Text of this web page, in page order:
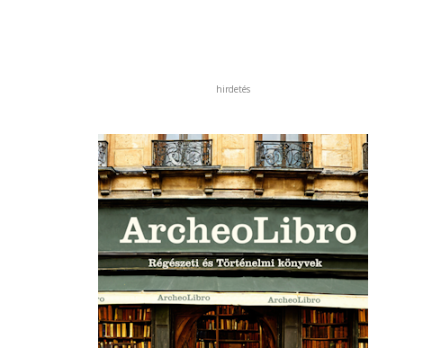
hirdetés